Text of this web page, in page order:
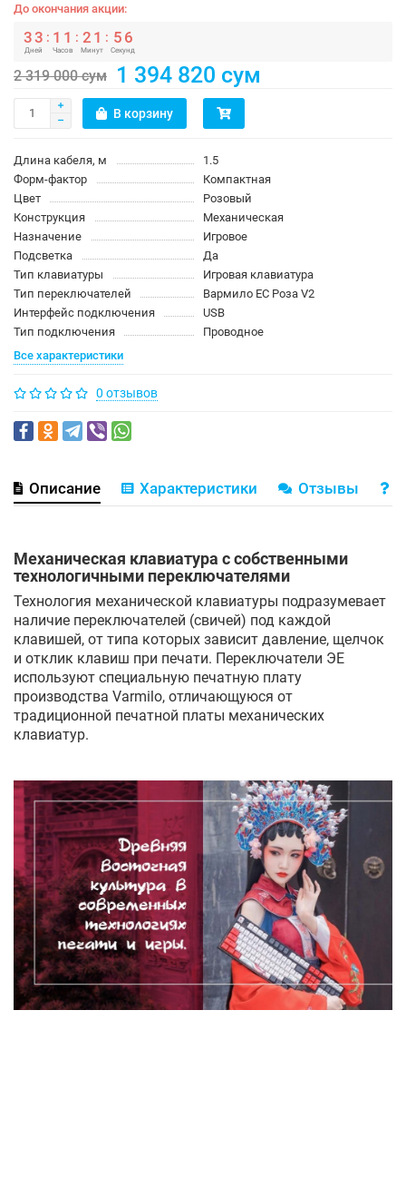
До окончания акции:
33
Дней
: 1 1
Часов
: 2 1
Минут
: 5 5
Секунд
2 319 000 сум 1 394 820 сум
В корзину
Длина кабеля, м
1.5
Форм-фактор
Компактная
Цвет
Розовый
Конструкция
Механическая
Назначение
Игровое
Подсветка
Да
Тип клавиатуры
Игровая клавиатура
Тип переключателей
Вармило ЕС Роза V2
Интерфейс подключения
USB
Тип подключения
Проводное
Все характеристики
0 отзывов
Описание Характеристики Отзывы
Механическая клавиатура с собственными
технологичными переключателями
Технология механической клавиатуры подразумевает
наличие переключателей (свичей) под каждой
клавишей, от типа которых зависит давление, щелчок
и отклик клавиш при печати. Переключатели ЭЕ
используют специальную печатную плату
производства Varmilo, отличающуюся от
традиционной печатной платы механических
клавиатур.